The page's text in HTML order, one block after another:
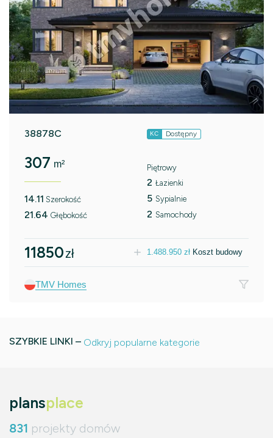
38878C KC Dostępny
307 m²
14.11 Szerokość
21.64 Głębokość
Piętrowy
2 Łazienki
5 Sypialnie
2 Samochody
11850zł 1.488.950 zł Koszt budowy
TMV Homes
SZYBKIE LINKI – Odkryj popularne kategorie
plansplace
831 projekty domów